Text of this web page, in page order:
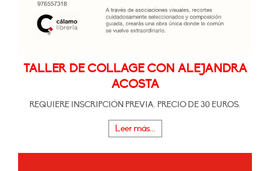
TALLER DE COLLAGE CON ALEJANDRA
ACOSTA
REQUIERE INSCRIPCIÓN PREVIA. PRECIO DE 30 EUROS.
Leer más...